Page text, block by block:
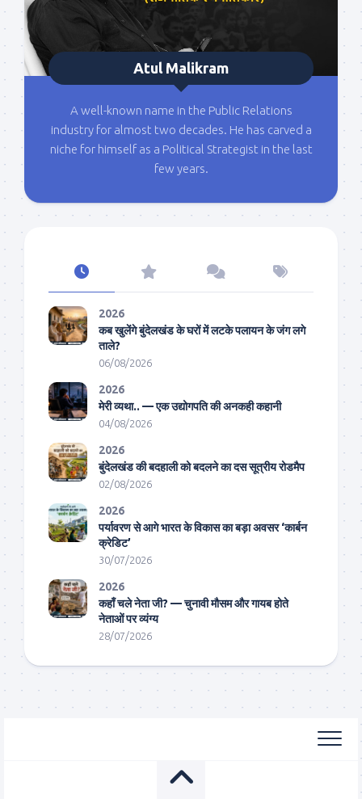
Atul Malikram
A well-known name in the Public Relations
industry for almost two decades. He has carved a
niche for himself as a Political Strategist in the last
few years.
2026
कब खुलेंगे बुंदेलखंड के घरों में लटके पलायन के जंग लगे
ताले?
06/08/2026
2026
मेरी व्यथा.. — एक उद्योगपति की अनकही कहानी
04/08/2026
2026
बुंदेलखंड की बदहाली को बदलने का दस सूत्रीय रोडमैप
02/08/2026
2026
पर्यावरण से आगे भारत के विकास का बड़ा अवसर ‘कार्बन
क्रेडिट’
30/07/2026
2026
कहाँ चले नेता जी? — चुनावी मौसम और गायब होते
नेताओं पर व्यंग्य
28/07/2026